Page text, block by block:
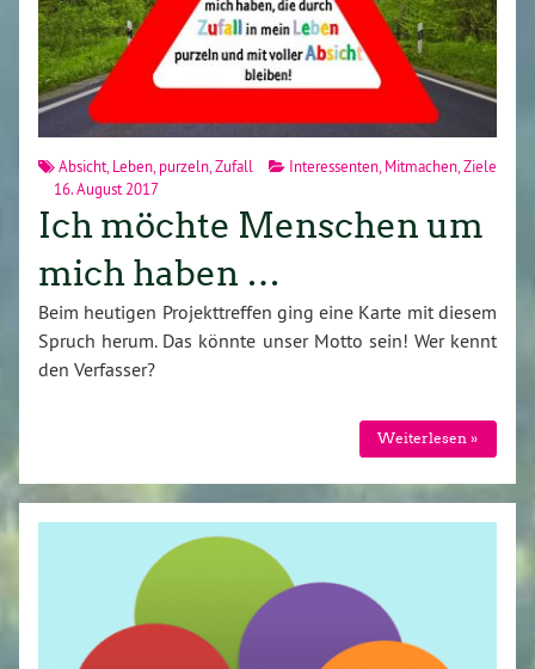
Absicht Leben purzeln Zufall Interessenten Mitmachen Ziele
16. August 2017
Ich möchte Menschen um
mich haben …
Beim heutigen Projekttreffen ging eine Karte mit diesem
Spruch herum. Das könnte unser Motto sein! Wer kennt
den Verfasser?
Weiterlesen »